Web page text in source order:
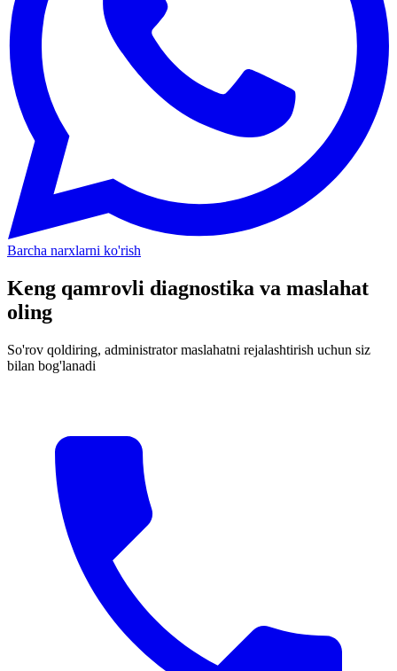
Barcha narxlarni ko'rish
Keng qamrovli diagnostika va maslahat
oling
So'rov qoldiring, administrator maslahatni rejalashtirish uchun siz
bilan bog'lanadi